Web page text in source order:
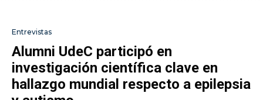
Entrevistas
Alumni UdeC participó en
investigación científica clave en
hallazgo mundial respecto a epilepsia